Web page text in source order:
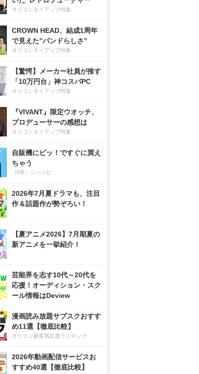
オリコンタイアップ特集
CROWN HEAD、結成1周年
で見えた”バンドらしさ”
オリコンタイアップ特集
【驚愕】メーカー社員が推す
「10万円台」神コスパPC
オリコンタイアップ特集
『VIVANT』限定ウオッチ、
プロデューサーの感想は
オリコンタイアップ特集
自販機にピッ！ですぐに買え
ちゃう
（PR）ジハンピ
2026年7月夏ドラマも、注目
作＆話題作が勢ぞろい！
【夏アニメ2026】7月期夏の
新アニメを一挙紹介！
芸能界を志す10代～20代を
応援！オーディション・スク
ール情報はDeview
漫画読み放題サブスクおすす
め11選【徹底比較】
オリコン顧客満足度ランキング
2026年動画配信サービスお
すすめ40選【徹底比較】